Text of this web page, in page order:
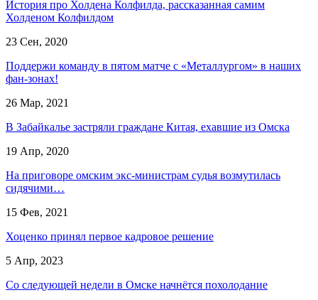
История про Холдена Колфилда, рассказанная самим
Холденом Колфилдом
23 Сен, 2020
Поддержи команду в пятом матче с «Металлургом» в наших
фан-зонах!
26 Мар, 2021
В Забайкалье застряли граждане Китая, ехавшие из Омска
19 Апр, 2020
На приговоре омским экс-министрам судья возмутилась
сидячими…
15 Фев, 2021
Хоценко принял первое кадровое решение
5 Апр, 2023
Со следующей недели в Омске начнётся похолодание